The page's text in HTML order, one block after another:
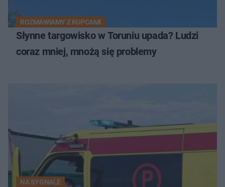
ROZMAWIAMY Z KUPCAMI
Słynne targowisko w Toruniu upada? Ludzi
coraz mniej, mnożą się problemy
NA SYGNALE